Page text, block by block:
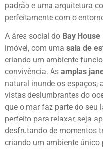
padrão e uma arquitetura
perfeitamente com o
A área social do Bay
imóvel, com uma sala de
criando um ambiente
convivência. As amplas
natural inunde os espaços,
vistas deslumbrantes do
que o mar faz parte do seu
perfeito para relaxar, seja
desfrutando de momentos
criando um ambiente